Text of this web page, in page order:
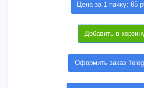
Цена за 1 пачку: 65
Добавить в
Оформить заказ